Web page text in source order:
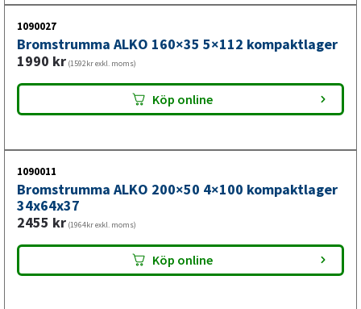
1090027
Bromstrumma ALKO 160×35 5×112 kompaktlager
1990 kr (1592kr exkl. moms)
Köp online
1090011
Bromstrumma ALKO 200×50 4×100 kompaktlager
34x64x37
2455 kr (1964kr exkl. moms)
Köp online